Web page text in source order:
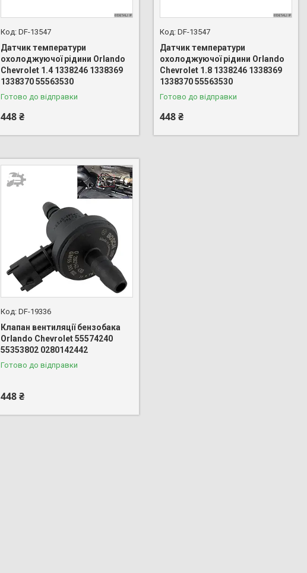
DF-13547
Датчик температури
охолоджуючої рідини Orlando
Chevrolet 1.4 1338246 1338369
1338370 55563530
Готово до відправки
448 ₴
DF-13547
Датчик температури
охолоджуючої рідини Orlando
Chevrolet 1.8 1338246 1338369
1338370 55563530
Готово до відправки
448 ₴
DF-19336
Клапан вентиляції бензобака
Orlando Chevrolet 55574240
55353802 0280142442
Готово до відправки
448 ₴